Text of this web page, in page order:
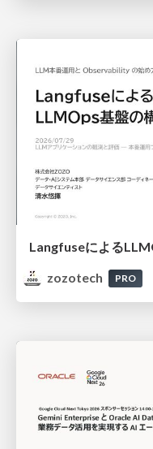
Langfuseによる
zozotech
PRO